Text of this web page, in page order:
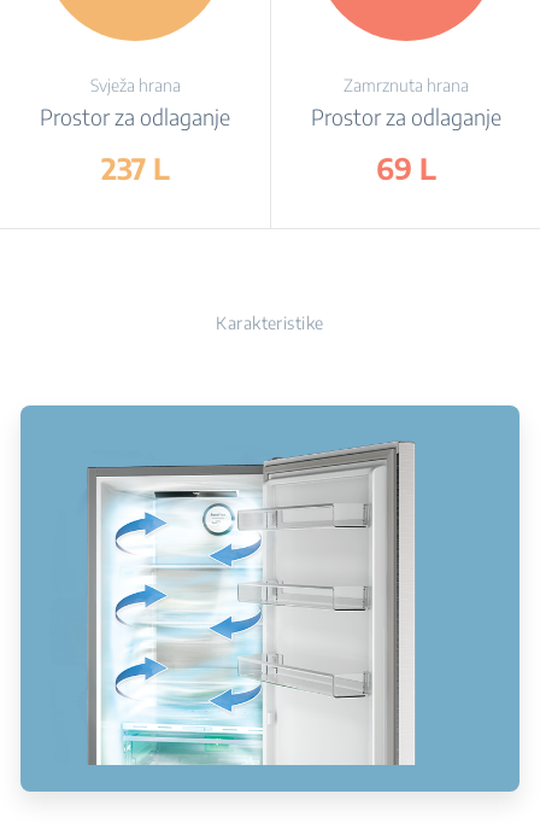
Svježa hrana
Prostor za odlaganje
237 L
Zamrznuta hrana
Prostor za odlaganje
69 L
Karakteristike